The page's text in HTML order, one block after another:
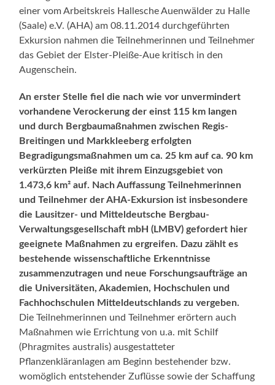
einer vom Arbeitskreis Hallesche Auenwälder zu Halle
(Saale) e.V. (AHA) am 08.11.2014 durchgeführten
Exkursion nahmen die Teilnehmerinnen und Teilnehmer
das Gebiet der Elster-Pleiße-Aue kritisch in den
Augenschein.
An erster Stelle fiel die nach wie vor unvermindert
vorhandene Verockerung der einst 115 km langen
und durch Bergbaumaßnahmen zwischen Regis-
Breitingen und Markkleeberg erfolgten
Begradigungsmaßnahmen um ca. 25 km auf ca. 90 km
verkürzten Pleiße mit ihrem Einzugsgebiet von
1.473,6 km² auf. Nach Auffassung Teilnehmerinnen
und Teilnehmer der AHA-Exkursion ist insbesondere
die Lausitzer- und Mitteldeutsche Bergbau-
Verwaltungsgesellschaft mbH (LMBV) gefordert hier
geeignete Maßnahmen zu ergreifen. Dazu zählt es
bestehende wissenschaftliche Erkenntnisse
zusammenzutragen und neue Forschungsaufträge an
die Universitäten, Akademien, Hochschulen und
Fachhochschulen Mitteldeutschlands zu vergeben.
Die Teilnehmerinnen und Teilnehmer erörtern auch
Maßnahmen wie Errichtung von u.a. mit Schilf
(Phragmites australis) ausgestatteter
Pflanzenkläranlagen am Beginn bestehender bzw.
womöglich entstehender Zuflüsse sowie der Schaffung